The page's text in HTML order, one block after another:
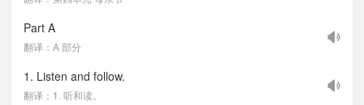
Part A
翻译：A 部分
1. Listen and follow.
翻译：1. 听和读。